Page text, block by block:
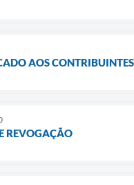
AOS
REVOGAÇÃO